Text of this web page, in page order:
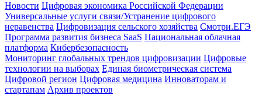
Новости Цифровая экономика Российской Федерации
Универсальные услуги связи/Устранение цифрового
неравенства Цифровизация сельского хозяйства Смотри.ЕГЭ
Программа развития бизнеса SaaS Национальная облачная
платформа Кибербезопасность
Мониторинг глобальных трендов цифровизации Цифровые
технологии на выборах Единая биометрическая система
Цифровой регион Цифровая медицина Инноваторам и
стартапам Архив проектов